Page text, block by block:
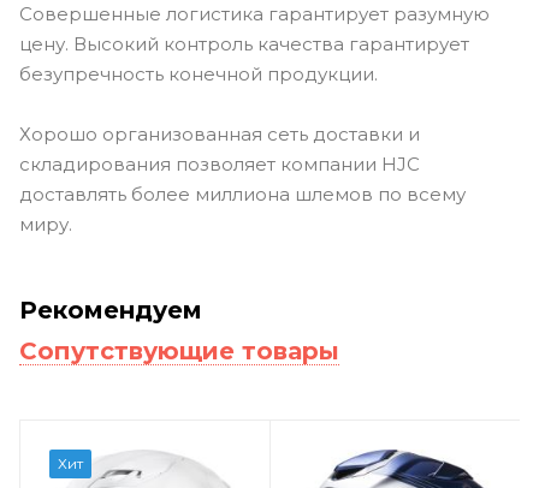
Совершенные логистика гарантирует разумную
цену. Высокий контроль качества гарантирует
безупречность конечной продукции.
Хорошо организованная сеть доставки и
складирования позволяет компании HJC
доставлять более миллиона шлемов по всему
миру.
Рекомендуем
Сопутствующие товары
Хит